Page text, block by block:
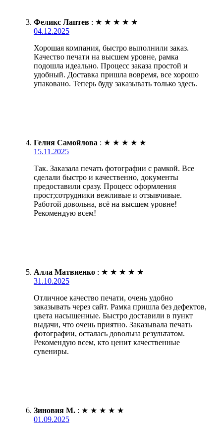
Феликс Лаптев : ★ ★ ★ ★ ★
04.12.2025
Хорошая компания, быстро выполнили заказ.
Качество печати на высшем уровне, рамка
подошла идеально. Процесс заказа простой и
удобный. Доставка пришла вовремя, все хорошо
упаковано. Теперь буду заказывать только здесь.
Гелия Самойлова : ★ ★ ★ ★ ★
15.11.2025
Так. Заказала печать фотографии с рамкой. Все
сделали быстро и качественно, документы
предоставили сразу. Процесс оформления
прост;сотрудники вежливые и отзывчивые.
Работой довольна, всё на высшем уровне!
Рекомендую всем!
Алла Матвиенко : ★ ★ ★ ★ ★
31.10.2025
Отличное качество печати, очень удобно
заказывать через сайт. Рамка пришла без дефектов,
цвета насыщенные. Быстро доставили в пункт
выдачи, что очень приятно. Заказывала печать
фотографии, осталась довольна результатом.
Рекомендую всем, кто ценит качественные
сувениры.
Зиновия М. : ★ ★ ★ ★ ★
01.09.2025